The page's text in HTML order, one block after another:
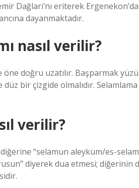
Dağları’nı eriterek
dayanmaktadır.
nasıl verilir?
doğru uzatılır. Başparmak
bir çizgide olmalıdır.
verilir?
“selamun aleyküm/es-
diyerek dua etmesi; diğerinin